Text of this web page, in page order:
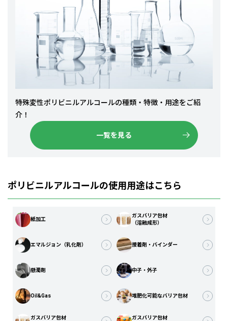
特殊変性ポリビニルアルコールの種類・特徴・用途をご紹
介！
一覧を見る
ポリビニルアルコールの使用用途はこちら
紙加工
ガスバリア包材
（溶融成形）
エマルジョン（乳化剤） 接着剤・バインダー
懸濁剤 中子・外子
Oil&Gas 堆肥化可能なバリア包材
ガスバリア包材
ガスバリア包材